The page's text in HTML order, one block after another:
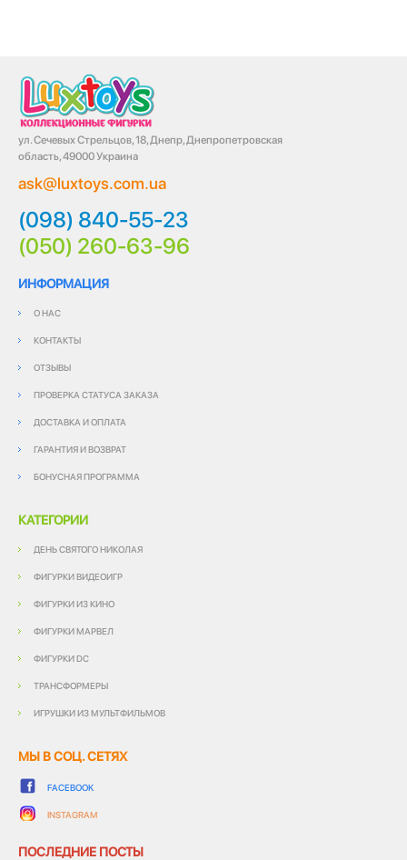
ул. Сечевых Стрельцов, 18, Днепр, Днепропетровская
область, 49000 Украина
ask@luxtoys.com.ua
(098) 840-55-23
(050) 260-63-96
ИНФОРМАЦИЯ
О НАС
КОНТАКТЫ
ОТЗЫВЫ
ПРОВЕРКА СТАТУСА ЗАКАЗА
ДОСТАВКА И ОПЛАТА
ГАРАНТИЯ И ВОЗВРАТ
БОНУСНАЯ ПРОГРАММА
КАТЕГОРИИ
ДЕНЬ СВЯТОГО НИКОЛАЯ
ФИГУРКИ ВИДЕОИГР
ФИГУРКИ ИЗ КИНО
ФИГУРКИ МАРВЕЛ
ФИГУРКИ DC
ТРАНСФОРМЕРЫ
ИГРУШКИ ИЗ МУЛЬТФИЛЬМОВ
МЫ В СОЦ. СЕТЯХ
FACEBOOK
INSTAGRAM
ПОСЛЕДНИЕ ПОСТЫ